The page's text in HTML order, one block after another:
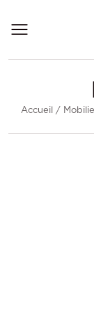
Accueil /